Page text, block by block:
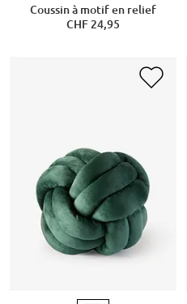
Coussin à motif en relief
CHF 24,95